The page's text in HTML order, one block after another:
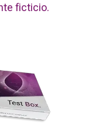
ficticio.